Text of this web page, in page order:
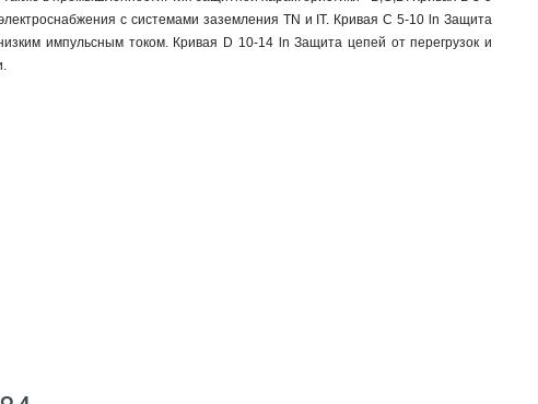
с системами заземления TN и IT. Кривая С 5-10 ln Защита
импульсным током. Кривая D 10-14 ln Защита цепей от перегрузок и